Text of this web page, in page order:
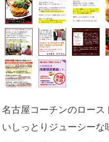
名古屋コーチンのロース
いしっとりジューシーな